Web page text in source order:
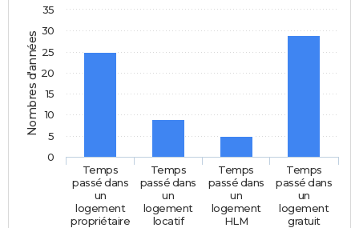
Nombres d'années
Temps
passé dans
un
logement
propriétaire
Temps
passé dans
un
logement
locatif
Temps
passé dans
un
logement
HLM
Temps
passé dans
un
logement
gratuit
0
5
10
15
20
25
30
35